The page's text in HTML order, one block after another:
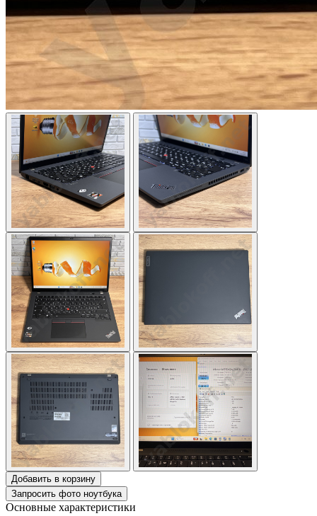
Добавить в корзину
Запросить фото ноутбука
Основные характеристики